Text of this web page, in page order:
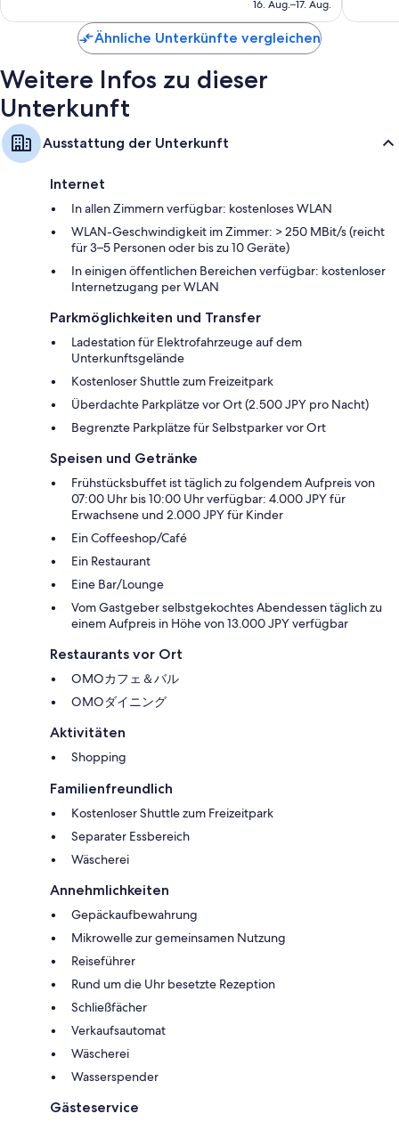
Kostenlose Teebeutel/Instantkaffee und Wasserkocher
Badezimmer mit Komfortbadewannen und Toiletten mit
elektronisch betriebenem Bidet
Flachbildfernseher mit Digitalempfang
Kleiderschränke, separate Essbereiche und Heizung
Bewertungen
beträgt
52 €
16. Aug.–17. Aug.
Ähnliche Unterkünfte vergleichen
Weitere Infos zu dieser
Unterkunft
Ausstattung der Unterkunft
Internet
In allen Zimmern verfügbar: kostenloses WLAN
WLAN-Geschwindigkeit im Zimmer: > 250 MBit/s (reicht
für 3–5 Personen oder bis zu 10 Geräte)
In einigen öffentlichen Bereichen verfügbar: kostenloser
Internetzugang per WLAN
Parkmöglichkeiten und Transfer
Ladestation für Elektrofahrzeuge auf dem
Unterkunftsgelände
Kostenloser Shuttle zum Freizeitpark
Überdachte Parkplätze vor Ort (2.500 JPY pro Nacht)
Begrenzte Parkplätze für Selbstparker vor Ort
Speisen und Getränke
Frühstücksbuffet ist täglich zu folgendem Aufpreis von
07:00 Uhr bis 10:00 Uhr verfügbar: 4.000 JPY für
Erwachsene und 2.000 JPY für Kinder
Ein Coffeeshop/Café
Ein Restaurant
Eine Bar/Lounge
Vom Gastgeber selbstgekochtes Abendessen täglich zu
einem Aufpreis in Höhe von 13.000 JPY verfügbar
Restaurants vor Ort
OMOカフェ＆バル
OMOダイニング
Aktivitäten
Shopping
Familienfreundlich
Kostenloser Shuttle zum Freizeitpark
Separater Essbereich
Wäscherei
Annehmlichkeiten
Gepäckaufbewahrung
Mikrowelle zur gemeinsamen Nutzung
Reiseführer
Rund um die Uhr besetzte Rezeption
Schließfächer
Verkaufsautomat
Wäscherei
Wasserspender
Gästeservice